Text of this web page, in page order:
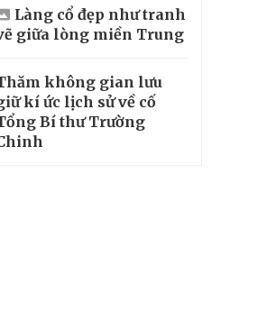
Làng cổ đẹp như tranh
giữa lòng miền Trung
không gian lưu
kí ức lịch sử về cố
Bí thư Trường